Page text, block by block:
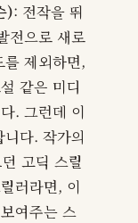
): 전작을 뛰
전으로 새로
제외하면,
같은 미디
. 그런데 이
다. 작가의
고딕 스릴
러라면, 이
여주는 스